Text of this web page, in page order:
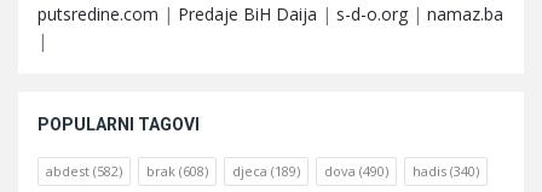
putsredine.com | Predaje BiH Daija | s-d-o.org | namaz.ba
|
POPULARNI TAGOVI
abdest (582) brak (608) djeca (189) dova (490) hadis (340)